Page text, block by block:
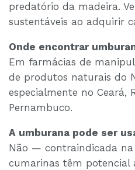
predatório da madeira.
sustentáveis ao adquirir
Onde encontrar
Em farmácias de
de produtos naturais do
especialmente no Ceará,
Pernambuco.
A umburana pode ser
Não — contraindicada na
cumarinas têm potencial